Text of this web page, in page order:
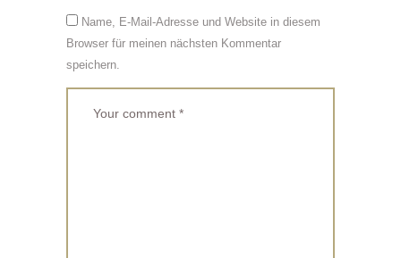
Name, E-Mail-Adresse und Website in diesem
Browser für meinen nächsten Kommentar
speichern.